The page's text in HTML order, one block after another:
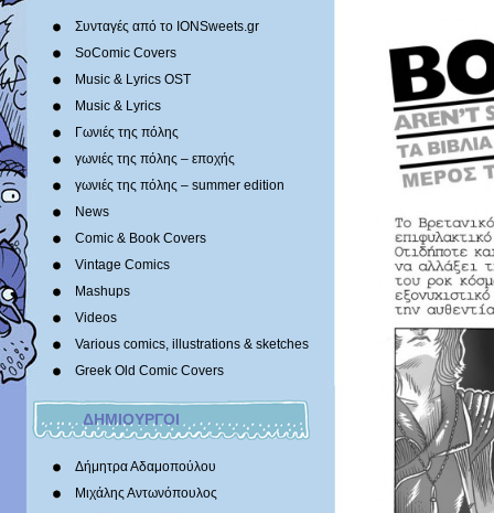
Συνταγές από το IONSweets.gr
SoComic Covers
Music & Lyrics OST
Music & Lyrics
Γωνιές της πόλης
γωνιές της πόλης – εποχής
γωνιές της πόλης – summer edition
News
Comic & Book Covers
Vintage Comics
Mashups
Videos
Various comics, illustrations & sketches
Greek Old Comic Covers
ΔΗΜΙΟΥΡΓΟΙ
Δήμητρα Αδαμοπούλου
Μιχάλης Αντωνόπουλος